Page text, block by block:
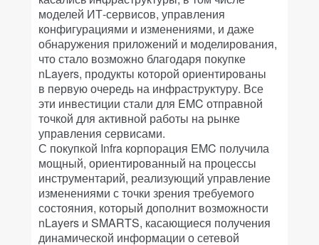
моделей ИТ-сервисов, управления
конфигурациями и изменениями, и даже
обнаружения приложений и моделирования,
что стало возможно благодаря покупке
nLayers, продукты которой ориентированы
в первую очередь на инфраструктуру. Все
эти инвестиции стали для EMC отправной
точкой для активной работы на рынке
управления сервисами.
С покупкой Infra корпорация EMC получила
мощный, ориентированный на процессы
инструментарий, реализующий управление
изменениями с точки зрения требуемого
состояния, который дополнит возможности
nLayers и SMARTS, касающиеся получения
динамической информации о сетевой